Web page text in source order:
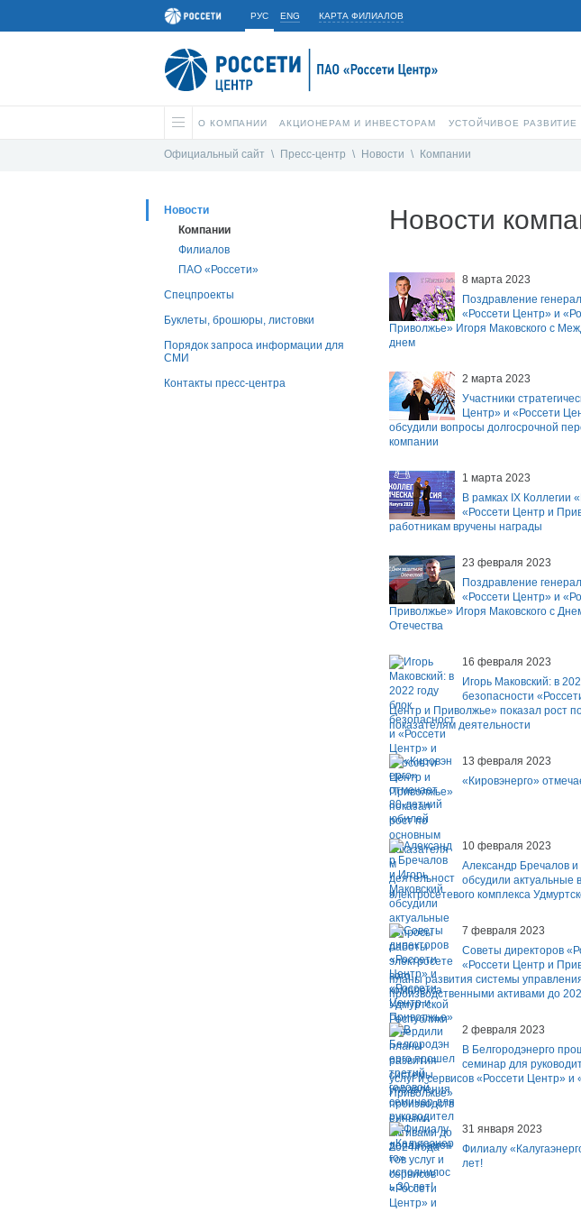
РУС ENG КАРТА ФИЛИАЛОВ
О КОМПАНИИ АКЦИОНЕРАМ И ИНВЕСТОРАМ УСТОЙЧИВОЕ РАЗВИТИЕ
Официальный сайт \ Пресс-центр \ Новости \ Компании
Новости
Компании
Филиалов
ПАО «Россети»
Спецпроекты
Буклеты, брошюры, листовки
Порядок запроса информации для
СМИ
Контакты пресс-центра
Новости
8 марта 2023
Поздравление
«Россети Центр» и
Приволжье» Игоря Маковского с
днем
2 марта 2023
Участники
Центр» и «Россети
обсудили вопросы долгосрочной
компании
1 марта 2023
В рамках IX Коллегии
«Россети Центр и
работникам вручены награды
23 февраля 2023
Поздравление
«Россети Центр» и
Приволжье» Игоря Маковского с
Отечества
16 февраля 2023
Игорь Маковский: в
безопасности
Центр и Приволжье» показал рост
показателям деятельности
13 февраля 2023
«Кировэнерго»
10 февраля 2023
Александр Бречалов и
обсудили актуальные
электросетевого комплекса
7 февраля 2023
Советы директоров
«Россети Центр и
планы развития системы
производственными активами до
2 февраля 2023
В Белгородэнерго
семинар для
услуг и сервисов «Россети Центр» и
Приволжье»
31 января 2023
Филиалу
лет!